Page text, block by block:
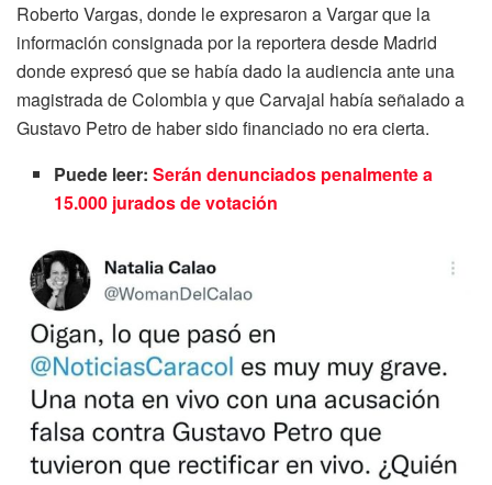
Roberto Vargas, donde le expresaron a Vargar que la
información consignada por la reportera desde Madrid
donde expresó que se había dado la audiencia ante una
magistrada de Colombia y que Carvajal había señalado a
Gustavo Petro de haber sido financiado no era cierta.
Puede leer:Serán denunciados penalmente a
15.000 jurados de votación